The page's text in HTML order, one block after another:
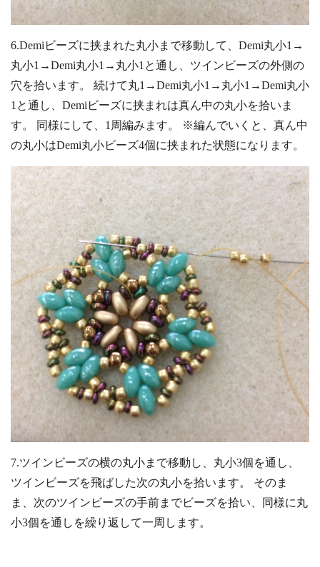
6.Demiビーズに挟まれた丸小まで移動して、Demi丸小1→
丸小1→Demi丸小1→丸小1と通し、ツインビーズの外側の
穴を拾います。 続けて丸1→Demi丸小1→丸小1→Demi丸小
1と通し、Demiビーズに挟まれは真ん中の丸小を拾いま
す。 同様にして、1周編みます。 ※編んでいくと、真ん中
の丸小はDemi丸小ビーズ4個に挟まれた状態になります。
7.ツインビーズの横の丸小まで移動し、丸小3個を通し、
ツインビーズを飛ばした次の丸小を拾います。 そのま
ま、次のツインビーズの手前までビーズを拾い、同様に丸
小3個を通しを繰り返して一周します。